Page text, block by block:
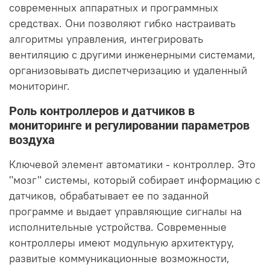
современных аппаратных и программных
средствах. Они позволяют гибко настраивать
алгоритмы управления, интегрировать
вентиляцию с другими инженерными системами,
организовывать диспетчеризацию и удаленный
мониторинг.
Роль контроллеров и датчиков в
мониторинге и регулировании параметров
воздуха
Ключевой элемент автоматики - контроллер. Это
"мозг" системы, который собирает информацию с
датчиков, обрабатывает ее по заданной
программе и выдает управляющие сигналы на
исполнительные устройства. Современные
контроллеры имеют модульную архитектуру,
развитые коммуникационные возможности,